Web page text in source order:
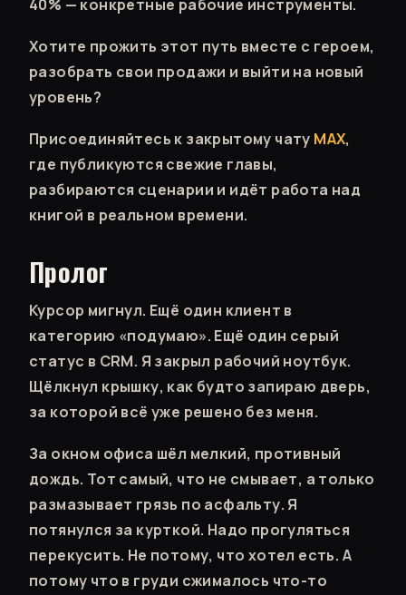
40% — конкретные рабочие инструменты.
Хотите прожить этот путь вместе с героем,
разобрать свои продажи и выйти на новый
уровень?
Присоединяйтесь к закрытому чату МАХ,
где публикуются свежие главы,
разбираются сценарии и идёт работа над
книгой в реальном времени.
Пролог
Курсор мигнул. Ещё один клиент в
категорию «подумаю». Ещё один серый
статус в CRM. Я закрыл рабочий ноутбук.
Щёлкнул крышку, как будто запираю дверь,
за которой всё уже решено без меня.
За окном офиса шёл мелкий, противный
дождь. Тот самый, что не смывает, а только
размазывает грязь по асфальту. Я
потянулся за курткой. Надо прогуляться
перекусить. Не потому, что хотел есть. А
потому что в груди сжималось что-то